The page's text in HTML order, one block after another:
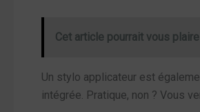
Cet article pourrait vous plaire
Un stylo applicateur est
intégrée. Pratique, non ? Vous